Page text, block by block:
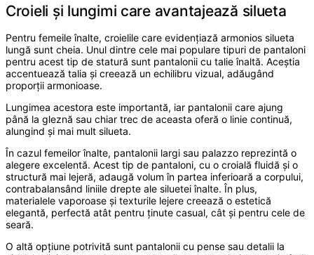
Croieli și lungimi care avantajează silueta
Pentru femeile înalte, croielile care evidențiază armonios silueta
lungă sunt cheia. Unul dintre cele mai populare tipuri de pantaloni
pentru acest tip de statură sunt pantalonii cu talie înaltă. Aceștia
accentuează talia și creează un echilibru vizual, adăugând
proporții armonioase.
Lungimea acestora este importantă, iar pantalonii care ajung
până la gleznă sau chiar trec de aceasta oferă o linie continuă,
alungind și mai mult silueta.
În cazul femeilor înalte, pantalonii largi sau palazzo reprezintă o
alegere excelentă. Acest tip de pantaloni, cu o croială fluidă și o
structură mai lejeră, adaugă volum în partea inferioară a corpului,
contrabalansând liniile drepte ale siluetei înalte. În plus,
materialele vaporoase și texturile lejere creează o estetică
elegantă, perfectă atât pentru ținute casual, cât și pentru cele de
seară.
O altă opțiune potrivită sunt pantalonii cu pense sau detalii la